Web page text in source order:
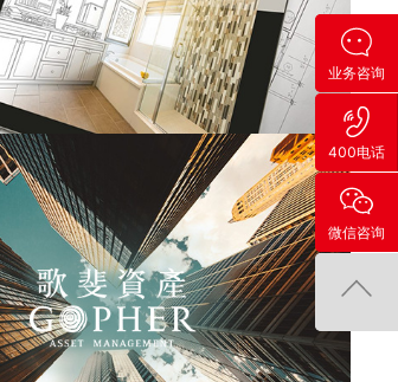
业务咨询
400电话
微信咨询